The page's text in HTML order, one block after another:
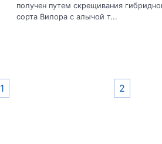
получен путем скрещивания
сорта Вилора с алычой т...
1 2